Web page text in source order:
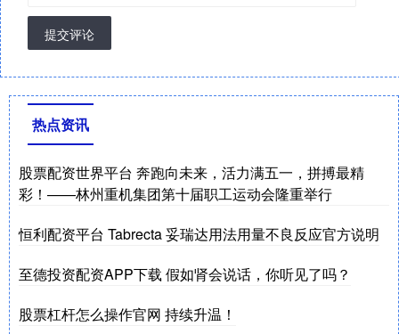
提交评论
热点资讯
股票配资世界平台 奔跑向未来，活力满五一，拼搏最精
彩！——林州重机集团第十届职工运动会隆重举行
恒利配资平台 Tabrecta 妥瑞达用法用量不良反应官方说明
至德投资配资APP下载 假如肾会说话，你听见了吗？
股票杠杆怎么操作官网 持续升温！